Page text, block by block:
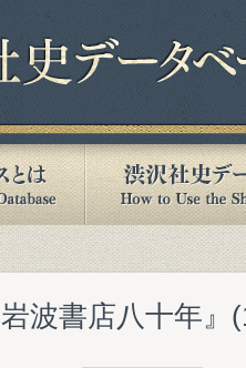
波書店八十年』